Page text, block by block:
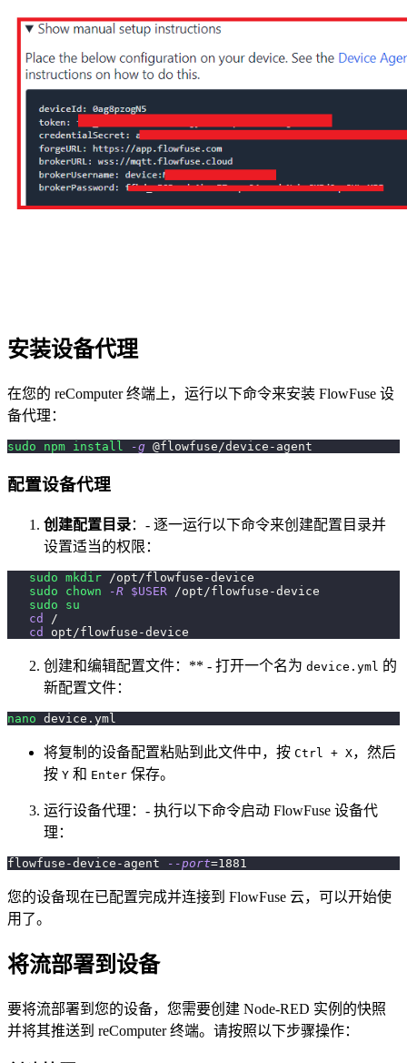
安装设备代理
在您的 reComputer 终端上，运行以下命令来安装 FlowFuse 设
备代理：
sudo npm install -g @flowfuse/device-agent
配置设备代理
创建配置目录：- 逐一运行以下命令来创建配置目录并
设置适当的权限：
sudo mkdir /opt/flowfuse-device
sudo
chown -R $USER /opt/flowfuse-device
sudo
su
cd
/
cd
opt/flowfuse-device
创建和编辑配置文件：** - 打开一个名为 device.yml 的
新配置文件：
nano device.yml
将复制的设备配置粘贴到此文件中，按 Ctrl + X，然后
按 Y 和 Enter 保存。
运行设备代理：- 执行以下命令启动 FlowFuse 设备代
理：
flowfuse-device-agent --port=1881
您的设备现在已配置完成并连接到 FlowFuse 云，可以开始使
用了。
将流部署到设备
要将流部署到您的设备，您需要创建 Node-RED 实例的快照
并将其推送到 reComputer 终端。请按照以下步骤操作：